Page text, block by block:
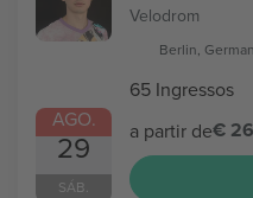
AGO.
29
SÁB.
Velodrom
Berlin,
65 Ingressos
a partir de€